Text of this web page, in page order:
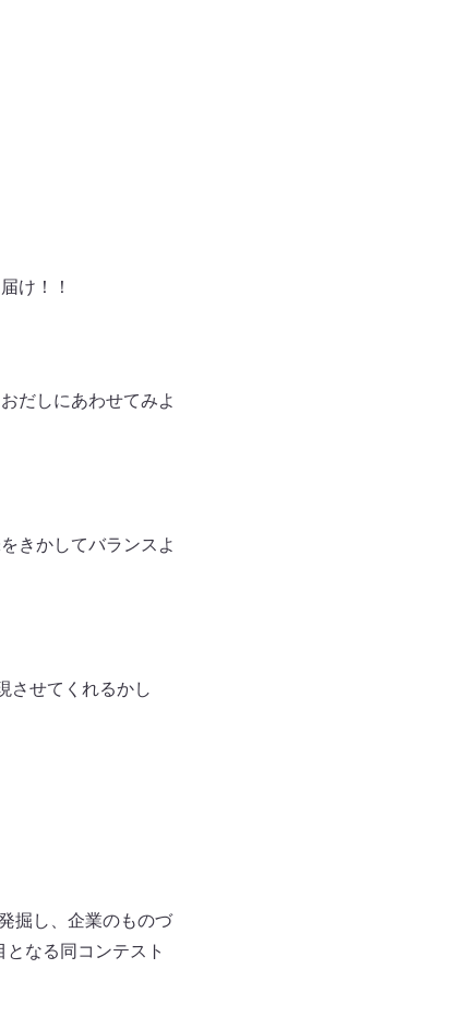
け！！
だしにあわせてみよ
きかしてバランスよ
させてくれるかし
掘し、企業のものづ
なる同コンテスト